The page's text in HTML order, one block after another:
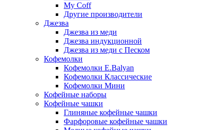
My Coff
Другие производители
Джезва
Джезва из меди
Джезва индукционной
Джезва из меди с Песком
Кофемолки
Кофемолки E.Balyan
Кофемолки Классические
Кофемолки Мини
Кофейные наборы
Кофейные чашки
Глиняные кофейные чашки
Фарфоровые кофейные чашки